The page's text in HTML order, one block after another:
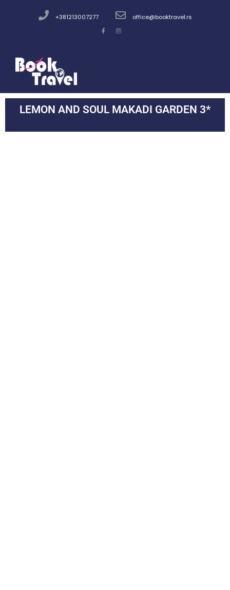
+381213007277 office@booktravel.rs
LEMON AND SOUL MAKADI GARDEN 3*